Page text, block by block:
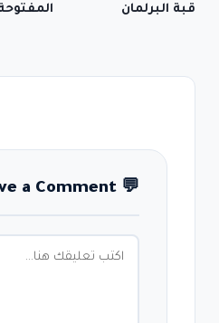
قبة البرلمان
💬
Leave a Comment